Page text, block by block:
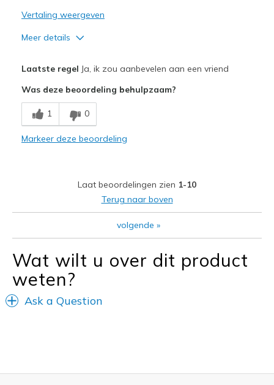
Vertaling weergeven
Meer details
Comfortable
Durable
Travel
Sizing
Feels true to size
View On Shoes
Laatste regel Ja, ik zou aanbevelen aan een vriend
Was deze beoordeling behulpzaam?
1 0
Markeer deze beoordeling
Laat beoordelingen zien 1-10
Terug naar boven
volgende »
Wat wilt u over dit product
weten?
Ask a Question